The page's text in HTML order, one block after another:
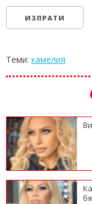
Теми: камелия